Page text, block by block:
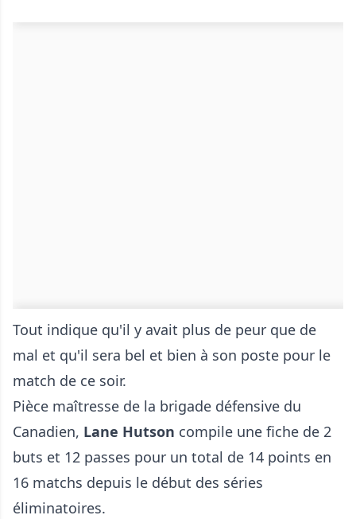
Tout indique qu'il y avait plus de peur que de
mal et qu'il sera bel et bien à son poste pour le
match de ce soir.
Pièce maîtresse de la brigade défensive du
Canadien, Lane Hutson compile une fiche de 2
buts et 12 passes pour un total de 14 points en
16 matchs depuis le début des séries
éliminatoires.